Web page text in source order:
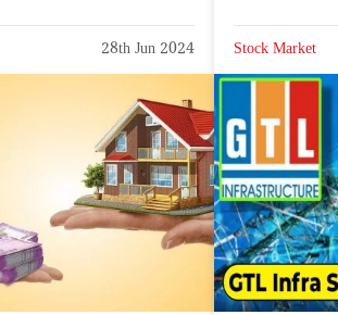
28th Jun 2024 Stock Market